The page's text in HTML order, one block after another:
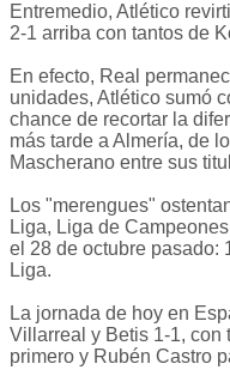
Entremedio, Atlético
2-1 arriba con tantos de
En efecto, Real
unidades, Atlético sumó
chance de recortar la
más tarde a Almería, de
Mascherano entre sus
Los "merengues"
Liga, Liga de
el 28 de octubre pasado:
Liga.
La jornada de hoy en
Villarreal y Betis 1-1, con
primero y Rubén Castro